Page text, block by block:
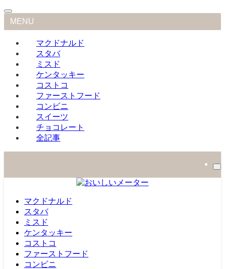
MENU
マクドナルド
スタバ
ミスド
ケンタッキー
コストコ
ファーストフード
コンビニ
スイーツ
チョコレート
全記事
マクドナルド
スタバ
ミスド
ケンタッキー
コストコ
ファーストフード
コンビニ